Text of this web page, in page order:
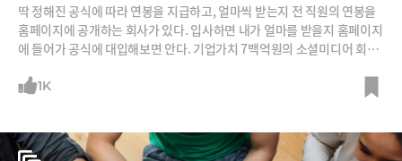
딱 정해진 공식에 따라 연봉을 지급하고, 얼마씩 받는지 전 직원의 연봉을
홈페이지에 공개하는 회사가 있다. 입사하면 내가 얼마를 받을지 홈페이지
에 들어가 공식에 대입해보면 안다. 기업가치 7백억원의 소셜미디어 회사
1K